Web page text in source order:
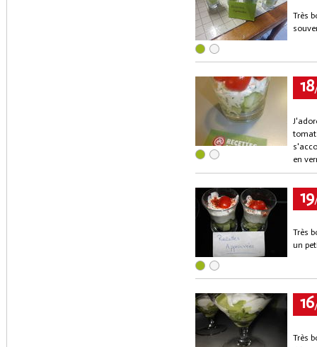
Très
18
en
19
Très
un
16
Très